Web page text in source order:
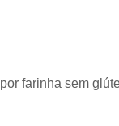
farinha sem